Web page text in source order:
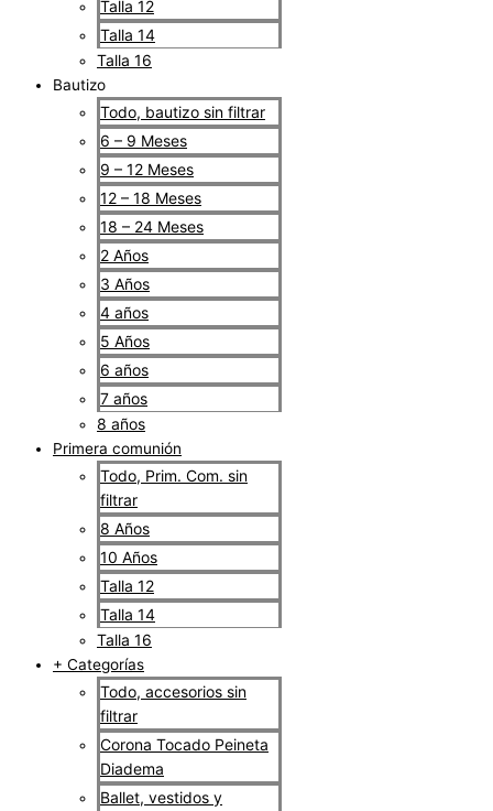
Talla 12
Talla 14
Talla 16
Bautizo
Todo, bautizo sin filtrar
6 – 9 Meses
9 – 12 Meses
12 – 18 Meses
18 – 24 Meses
2 Años
3 Años
4 años
5 Años
6 años
7 años
8 años
Primera comunión
Todo, Prim. Com. sin
filtrar
8 Años
10 Años
Talla 12
Talla 14
Talla 16
+ Categorías
Todo, accesorios sin
filtrar
Corona Tocado Peineta
Diadema
Ballet, vestidos y